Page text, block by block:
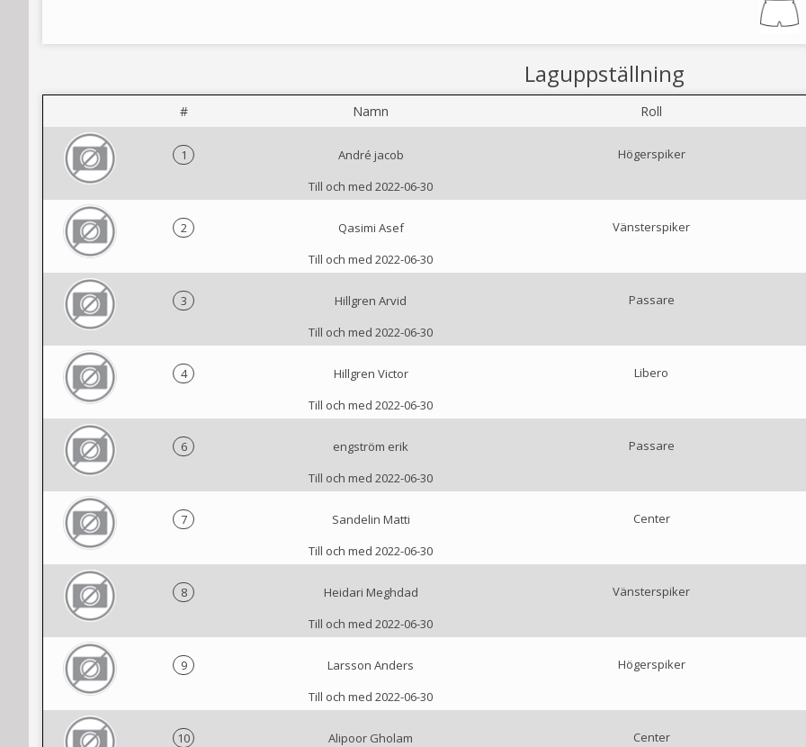
Laguppställning
# Namn Roll
1
André jacob
Till och med 2022-06-30
Högerspiker
2
Qasimi Asef
Till och med 2022-06-30
Vänsterspiker
3
Hillgren Arvid
Till och med 2022-06-30
Passare
4
Hillgren Victor
Till och med 2022-06-30
Libero
6
engström erik
Till och med 2022-06-30
Passare
7
Sandelin Matti
Till och med 2022-06-30
Center
8
Heidari Meghdad
Till och med 2022-06-30
Vänsterspiker
9
Larsson Anders
Till och med 2022-06-30
Högerspiker
10
Alipoor Gholam
Center